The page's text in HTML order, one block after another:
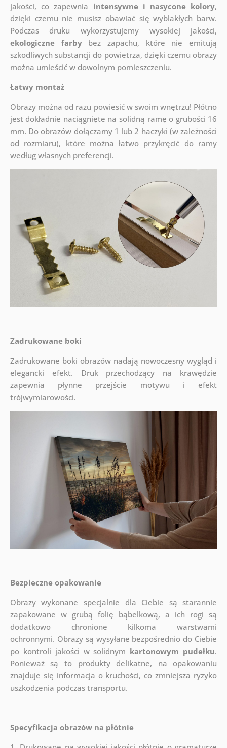
jakości, co zapewnia intensywne i nasycone kolory,
dzięki czemu nie musisz obawiać się wyblakłych barw.
Podczas druku wykorzystujemy wysokiej jakości,
ekologiczne farbybez zapachu, które nie emitują
szkodliwych substancji do powietrza, dzięki czemu obrazy
można umieścić w dowolnym pomieszczeniu.
Łatwy montaż
Obrazy można od razu powiesić w swoim wnętrzu! Płótno
jest dokładnie naciągnięte na solidną ramę o grubości 16
mm. Do obrazów dołączamy 1 lub 2 haczyki (w zależności
od rozmiaru), które można łatwo przykręcić do ramy
według własnych preferencji.
Zadrukowane boki
Zadrukowane boki obrazów nadają nowoczesny wygląd i
elegancki efekt. Druk przechodzący na krawędzie
zapewnia płynne przejście motywu i efekt
trójwymiarowości.
Bezpieczne opakowanie
Obrazy wykonane specjalnie dla Ciebie są starannie
zapakowane w grubą folię bąbelkową, a ich rogi są
dodatkowo chronione kilkoma warstwami
ochronnymi. Obrazy są wysyłane bezpośrednio do Ciebie
po kontroli jakości w solidnym kartonowym pudełku.
Ponieważ są to produkty delikatne, na opakowaniu
znajduje się informacja o kruchości, co zmniejsza ryzyko
uszkodzenia podczas transportu.
Specyfikacja obrazów na płótnie